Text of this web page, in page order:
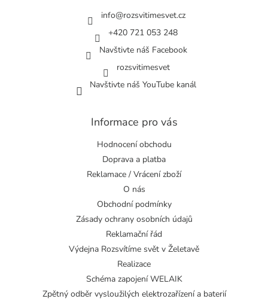
info@rozsvitimesvet.cz
+420 721 053 248
Navštivte náš Facebook
rozsvitimesvet
Navštivte náš YouTube kanál
Informace pro vás
Hodnocení obchodu
Doprava a platba
Reklamace / Vrácení zboží
O nás
Obchodní podmínky
Zásady ochrany osobních údajů
Reklamační řád
Výdejna Rozsvítíme svět v Želetavě
Realizace
Schéma zapojení WELAIK
Zpětný odběr vysloužilých elektrozařízení a baterií